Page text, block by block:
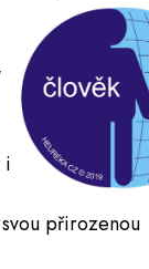
i
přirozenou